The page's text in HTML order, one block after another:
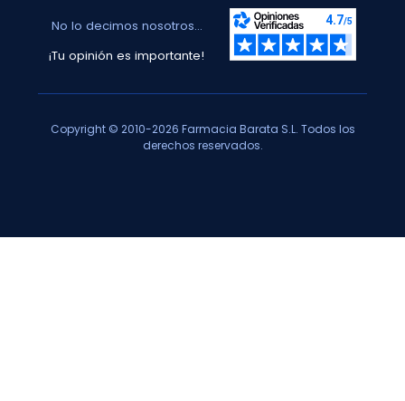
No lo decimos nosotros...
¡Tu opinión es importante!
Copyright © 2010-2026 Farmacia Barata S.L. Todos los
derechos reservados.